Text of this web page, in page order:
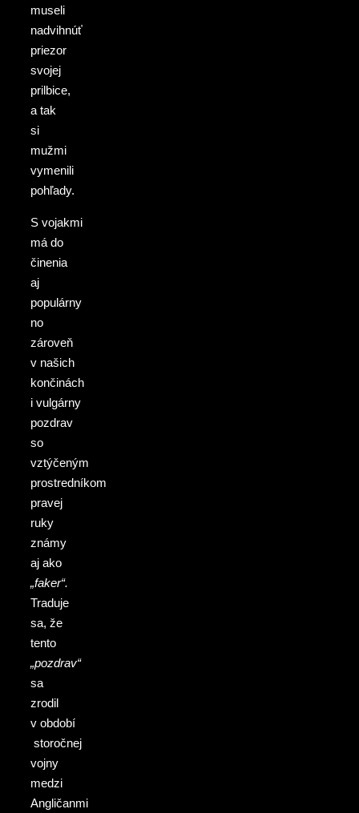
museli
nadvihnúť
priezor
svojej
prilbice,
a tak
si
mužmi
vymenili
pohľady.
S vojakmi
má do
činenia
aj
populárny
no
zároveň
v našich
končinách
i vulgárny
pozdrav
so
vztýčeným
prostredníkom
pravej
ruky
známy
aj ako
„faker“.
Traduje
sa, že
tento
„pozdrav“
sa
zrodil
v období
storočnej
vojny
medzi
Angličanmi